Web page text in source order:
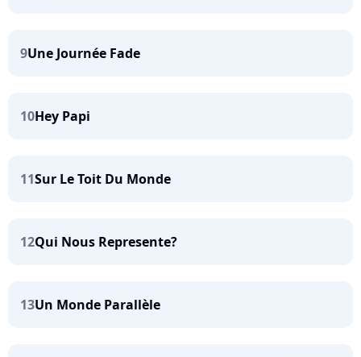
9Une Journée Fade
10Hey Papi
11Sur Le Toit Du Monde
12Qui Nous Represente?
13Un Monde Parallèle